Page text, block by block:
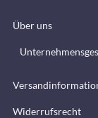
Über uns
Widerrufsrecht